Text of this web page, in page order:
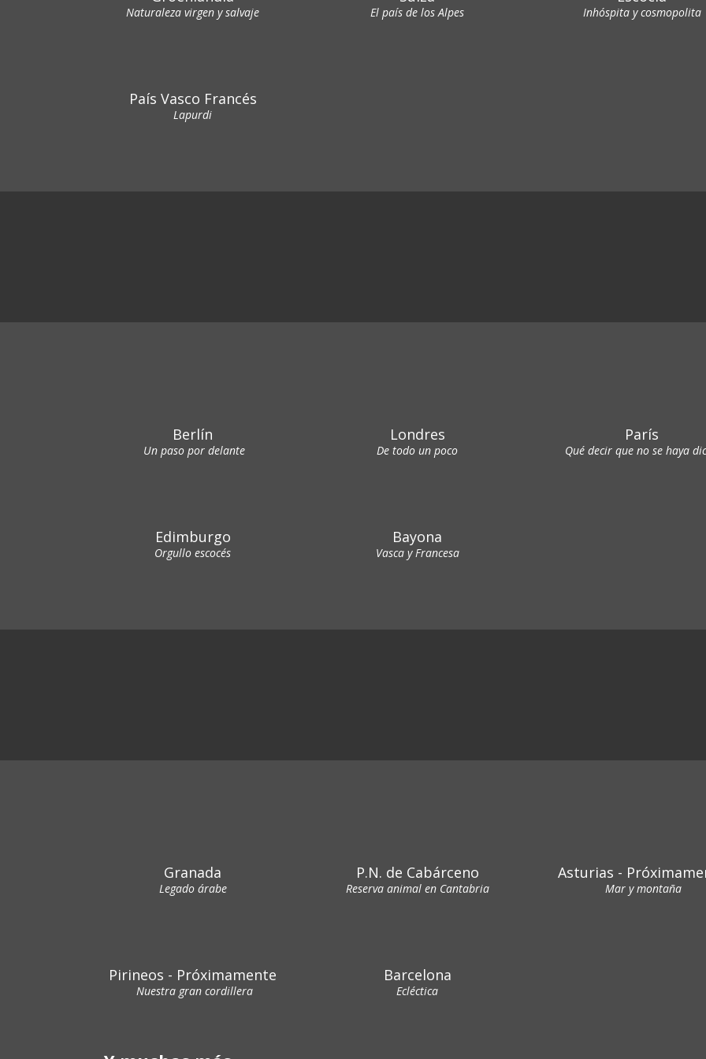
Naturaleza virgen y salvaje
País Vasco Francés
Lapurdi
El país de los Alpes Inhóspita y cosmopolita
Berlín
Un paso por delante
Edimburgo
Orgullo escocés
Londres
De todo un poco
Bayona
Vasca y Francesa
París
Qué decir que no se haya
Granada
Legado árabe
Pirineos - Próximamente
Nuestra gran cordillera
P.N. de Cabárceno
Reserva animal en Cantabria
Barcelona
Ecléctica
Asturias -
Mar y montaña